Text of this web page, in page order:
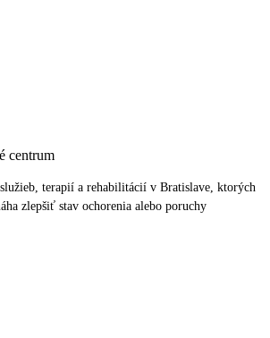
centrum
terapií a rehabilitácií v Bratislave, ktorých
zlepšiť stav ochorenia alebo poruchy